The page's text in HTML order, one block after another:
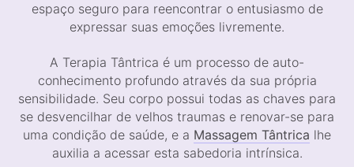
espaço seguro para reencontrar o entusiasmo de
expressar suas emoções livremente.
A Terapia Tântrica é um processo de auto-
conhecimento profundo através da sua própria
sensibilidade. Seu corpo possui todas as chaves para
se desvencilhar de velhos traumas e renovar-se para
uma condição de saúde, e a Massagem Tântrica lhe
auxilia a acessar esta sabedoria intrínsica.